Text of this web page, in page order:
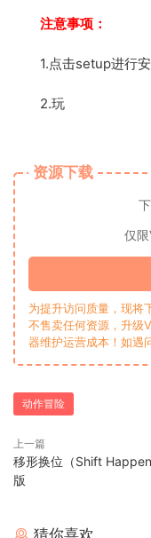
注意事项：
1.点击setup进行
2.玩
资源下载
仅
为提升访问质量，现将
不售卖任何资源，升级
器维护运营成本！如遇
动作冒险
上一篇
移形换位（Shift
版
猜你喜欢